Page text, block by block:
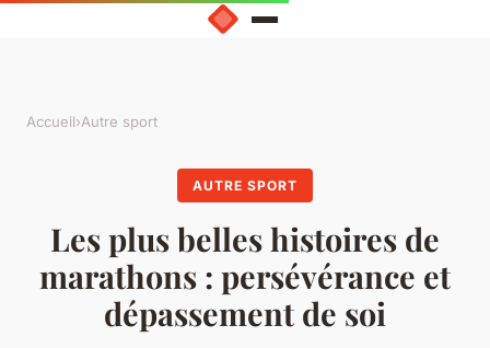
Accueil›Autre sport
AUTRE SPORT
Les plus belles histoires de
marathons : persévérance et
dépassement de soi